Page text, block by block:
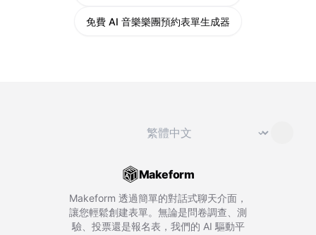
免費 AI 音樂樂團預約表單生成器
切換語言 ⌄
Makeform
Makeform 透過簡單的對話式聊天介面，
讓您輕鬆創建表單。無論是問卷調查、測
驗、投票還是報名表，我們的 AI 驅動平